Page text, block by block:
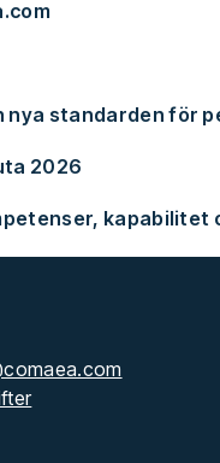
nya standarden för
2026
kapabilitet